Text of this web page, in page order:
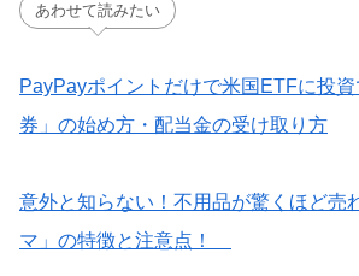
あわせて読みたい
PayPayポイントだけで米国ETFに投
券」の始め方・配当金の受け取り方
意外と知らない！不用品が驚くほど売
マ」の特徴と注意点！